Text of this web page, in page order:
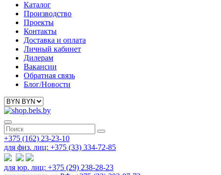
Каталог
Производство
Проекты
Контакты
Доставка и оплата
Личный кабинет
Дилерам
Вакансии
Обратная связь
Блог/Новости
+375 (162) 23-23-10
для физ. лиц: +375 (33) 334-72-85
для юр. лиц: +375 (29) 238-28-23